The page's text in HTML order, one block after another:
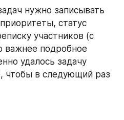
нужно записывать
статус
участников (с
важнее подробное
удалось задачу
чтобы в следующий раз